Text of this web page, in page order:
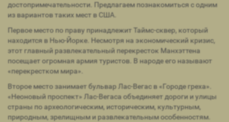
достопримечательности. Предлагаем познакомиться с одним
из вариантов таких мест в США.
Первое место по праву принадлежит Таймс-сквер, который
находится в Нью-Йорке. Несмотря на экономический кризис,
этот главный развлекательный перекресток Манхэттена
посещает огромная армия туристов. В народе его называют
«перекрестком мира».
Второе место занимает бульвар Лас-Вегас в «Городе греха».
«Неоновый проспект» Лас-Вегаса объединяет дороги и улицы
страны по археологическим, историческим, культурным,
природным, зрелищным и развлекательным особенностям.